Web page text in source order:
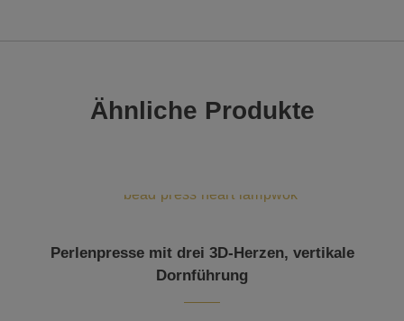
Ähnliche Produkte
Perlenpresse mit drei 3D-Herzen, vertikale
Dornführung